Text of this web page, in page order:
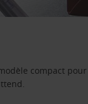
compact